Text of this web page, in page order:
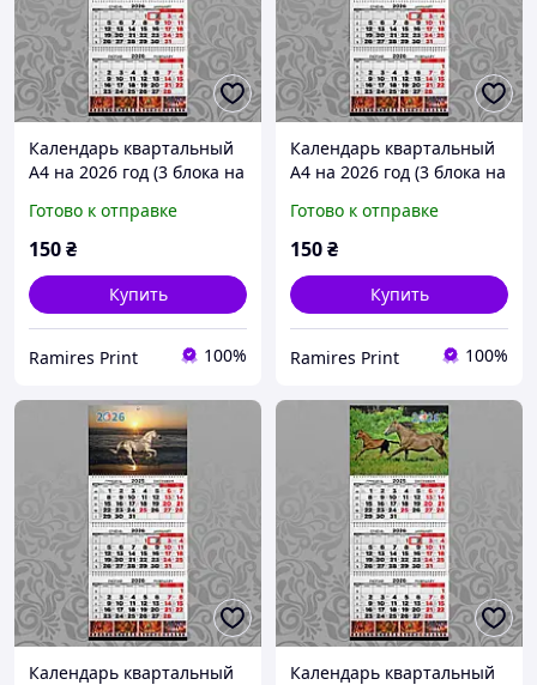
Календарь квартальный
А4 на 2026 год (3 блока на
поле) офсет Конь 019
Готово к отправке
150₴
Купить
Ramires Print 100%
Календарь квартальный
А4 на 2026 год (3 блока на
поле) офсет Конь 020
Готово к отправке
150₴
Купить
Ramires Print 100%
Календарь квартальный
Календарь квартальный